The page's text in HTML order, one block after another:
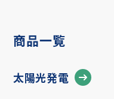
商品一覧
太陽光発電